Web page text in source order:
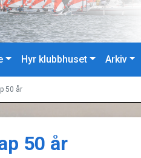
Hyr klubbhuset Arkiv
50 år
50 år